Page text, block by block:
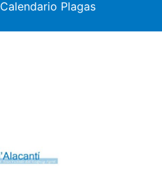
Calendario Plagas